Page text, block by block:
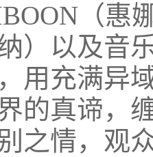
（惠
）以及音
用充满异
的真谛，
之情，观